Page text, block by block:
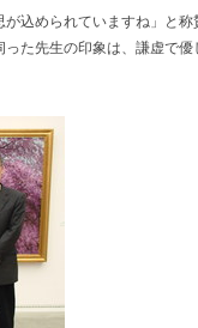
込められていますね」と称
た先生の印象は、謙虚で優